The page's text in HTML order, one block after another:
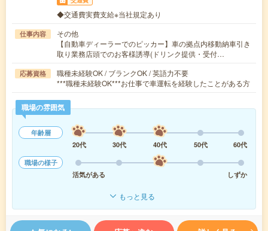
◆交通費実費支給※当社規定あり
仕事内容
その他
【自動車ディーラーでのピッカー】車の拠点内移動納車引き
取り業務店頭でのお客様誘導(ドリンク提供・受付…
応募資格
職種未経験OK / ブランクOK / 英語力不要
***職種未経験OK***お仕事で車運転を経験したことがある方
職場の雰囲気
年齢層
20代
30代 40代 50代
60代
職場の様子
活気がある
しずか
もっと見る